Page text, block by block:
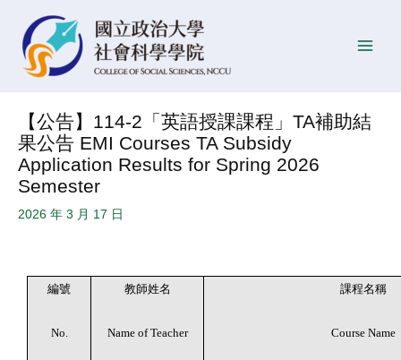
【公告】114-2「英語授課課程」TA補助結
果公告 EMI Courses TA Subsidy
Application Results for Spring 2026
Semester
2026 年 3 月 17 日
編號
No.
教師姓名
Name of Teacher
課程名稱
Course Name
navigation
佈
日